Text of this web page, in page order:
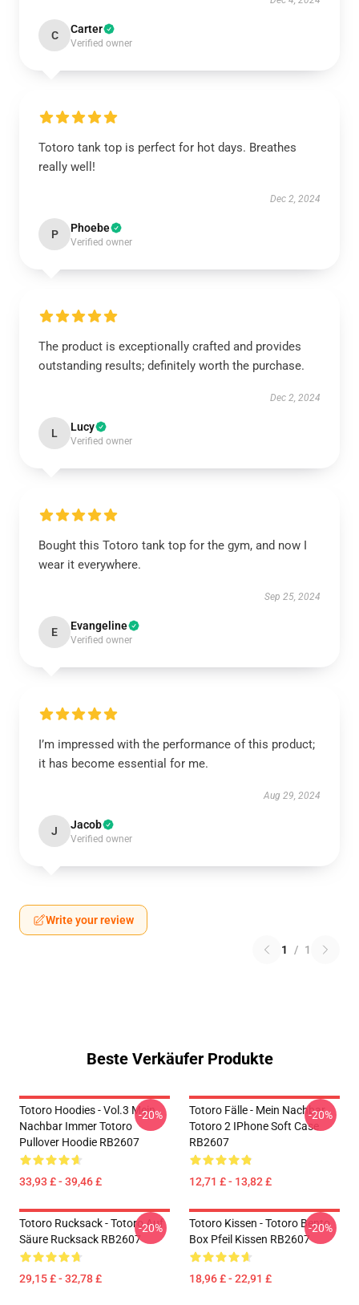
C Carter
Verified owner
Totoro tank top is perfect for hot days. Breathes
really well!
Dec 2, 2024
P Phoebe
Verified owner
The product is exceptionally crafted and provides
outstanding results; definitely worth the purchase.
Dec 2, 2024
L Lucy
Verified owner
Bought this Totoro tank top for the gym, and now I
wear it everywhere.
Sep 25, 2024
E Evangeline
Verified owner
I’m impressed with the performance of this product;
it has become essential for me.
Aug 29, 2024
J Jacob
Verified owner
Write your review
1 / 1
Beste Verkäufer Produkte
Totoro Hoodies - Vol.3 Mein
Nachbar Immer Totoro
Pullover Hoodie RB2607
33,93 £ - 39,46 £
-20%
Totoro Fälle - Mein Nachbar
Totoro 2 IPhone Soft Case
RB2607
12,71 £ - 13,82 £
-20%
Totoro Rucksack - Totoro Auf
Säure Rucksack RB2607
29,15 £ - 32,78 £
-20%
Totoro Kissen - Totoro Bento
Box Pfeil Kissen RB2607
18,96 £ - 22,91 £
-20%